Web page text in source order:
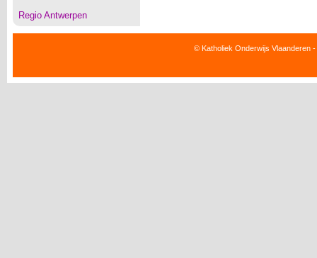
Regio Antwerpen
© Katholiek Onderwijs Vlaanderen